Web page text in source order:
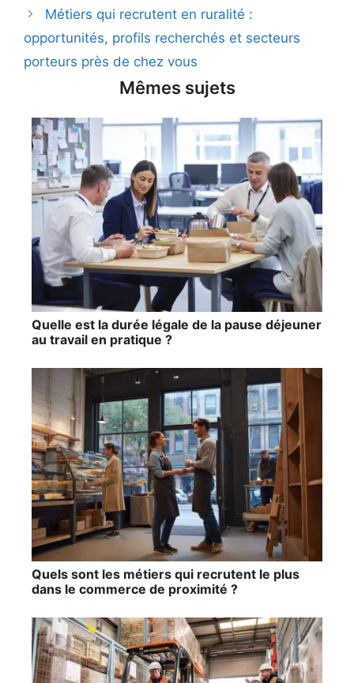
Métiers qui recrutent en ruralité :
opportunités, profils recherchés et secteurs
porteurs près de chez vous
Mêmes sujets
Quelle est la durée légale de la pause déjeuner
au travail en pratique ?
Quels sont les métiers qui recrutent le plus
dans le commerce de proximité ?